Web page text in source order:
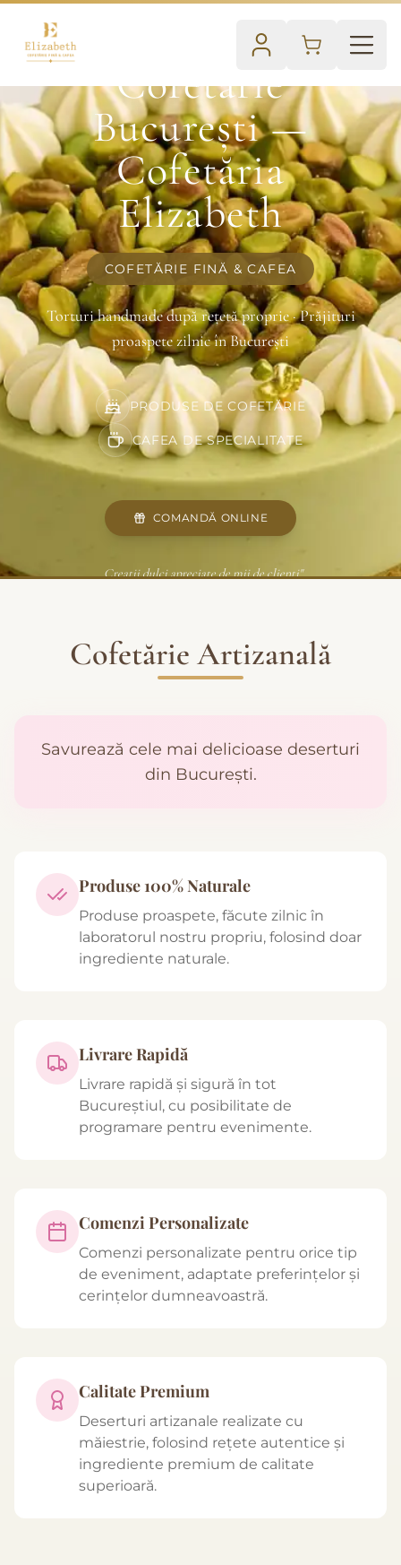
Cofetărie
București —
Cofetăria
Elizabeth
COFETĂRIE FINĂ & CAFEA
Torturi handmade după rețetă proprie · Prăjituri
proaspete zilnic în București
PRODUSE DE COFETĂRIE
CAFEA DE SPECIALITATE
COMANDĂ ONLINE
„Creații dulci apreciate de mii de clienți"
Cofetărie Artizanală
Savurează cele mai delicioase deserturi
din București.
Produse 100% Naturale
Produse proaspete, făcute zilnic în
laboratorul nostru propriu, folosind doar
ingrediente naturale.
Livrare Rapidă
Livrare rapidă și sigură în tot
Bucureștiul, cu posibilitate de
programare pentru evenimente.
Comenzi Personalizate
Comenzi personalizate pentru orice tip
de eveniment, adaptate preferințelor și
cerințelor dumneavoastră.
Calitate Premium
Deserturi artizanale realizate cu
măiestrie, folosind rețete autentice și
ingrediente premium de calitate
superioară.